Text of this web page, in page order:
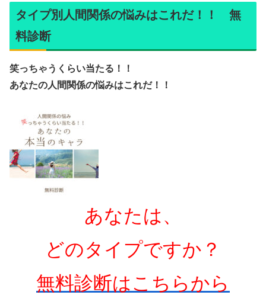
タイプ別人間関係の悩みはこれだ！！ 無
料診断
笑っちゃうくらい当たる！！
あなたの人間関係の悩みはこれだ！！
あなたは、
どのタイプですか？
無料診断はこちらから